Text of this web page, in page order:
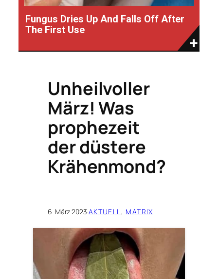
Fungus Dries Up And Falls Off After
The First Use
Unheilvoller
März! Was
prophezeit
der düstere
Krähenmond?
6. März 2023·AKTUELL , MATRIX